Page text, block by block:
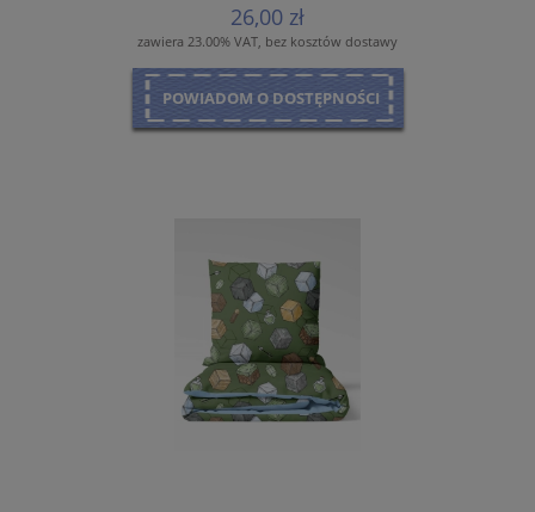
26,00 zł
zawiera 23.00% VAT, bez kosztów dostawy
POWIADOM O DOSTĘPNOŚCI